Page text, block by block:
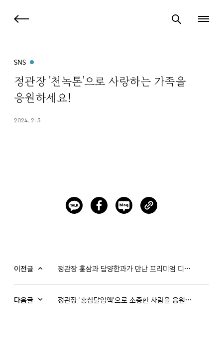
SNS
정관장 '천녹톤'으로 사랑하는 가족을
응원하세요!
2024. 2. 3
이전글 정관장 홍삼과 담양한과가 만난 프리미엄 디저트 '정관장 수제약과'
다음글 정관장 '홍삼달임액'으로 소중한 사람을 응원하세요!